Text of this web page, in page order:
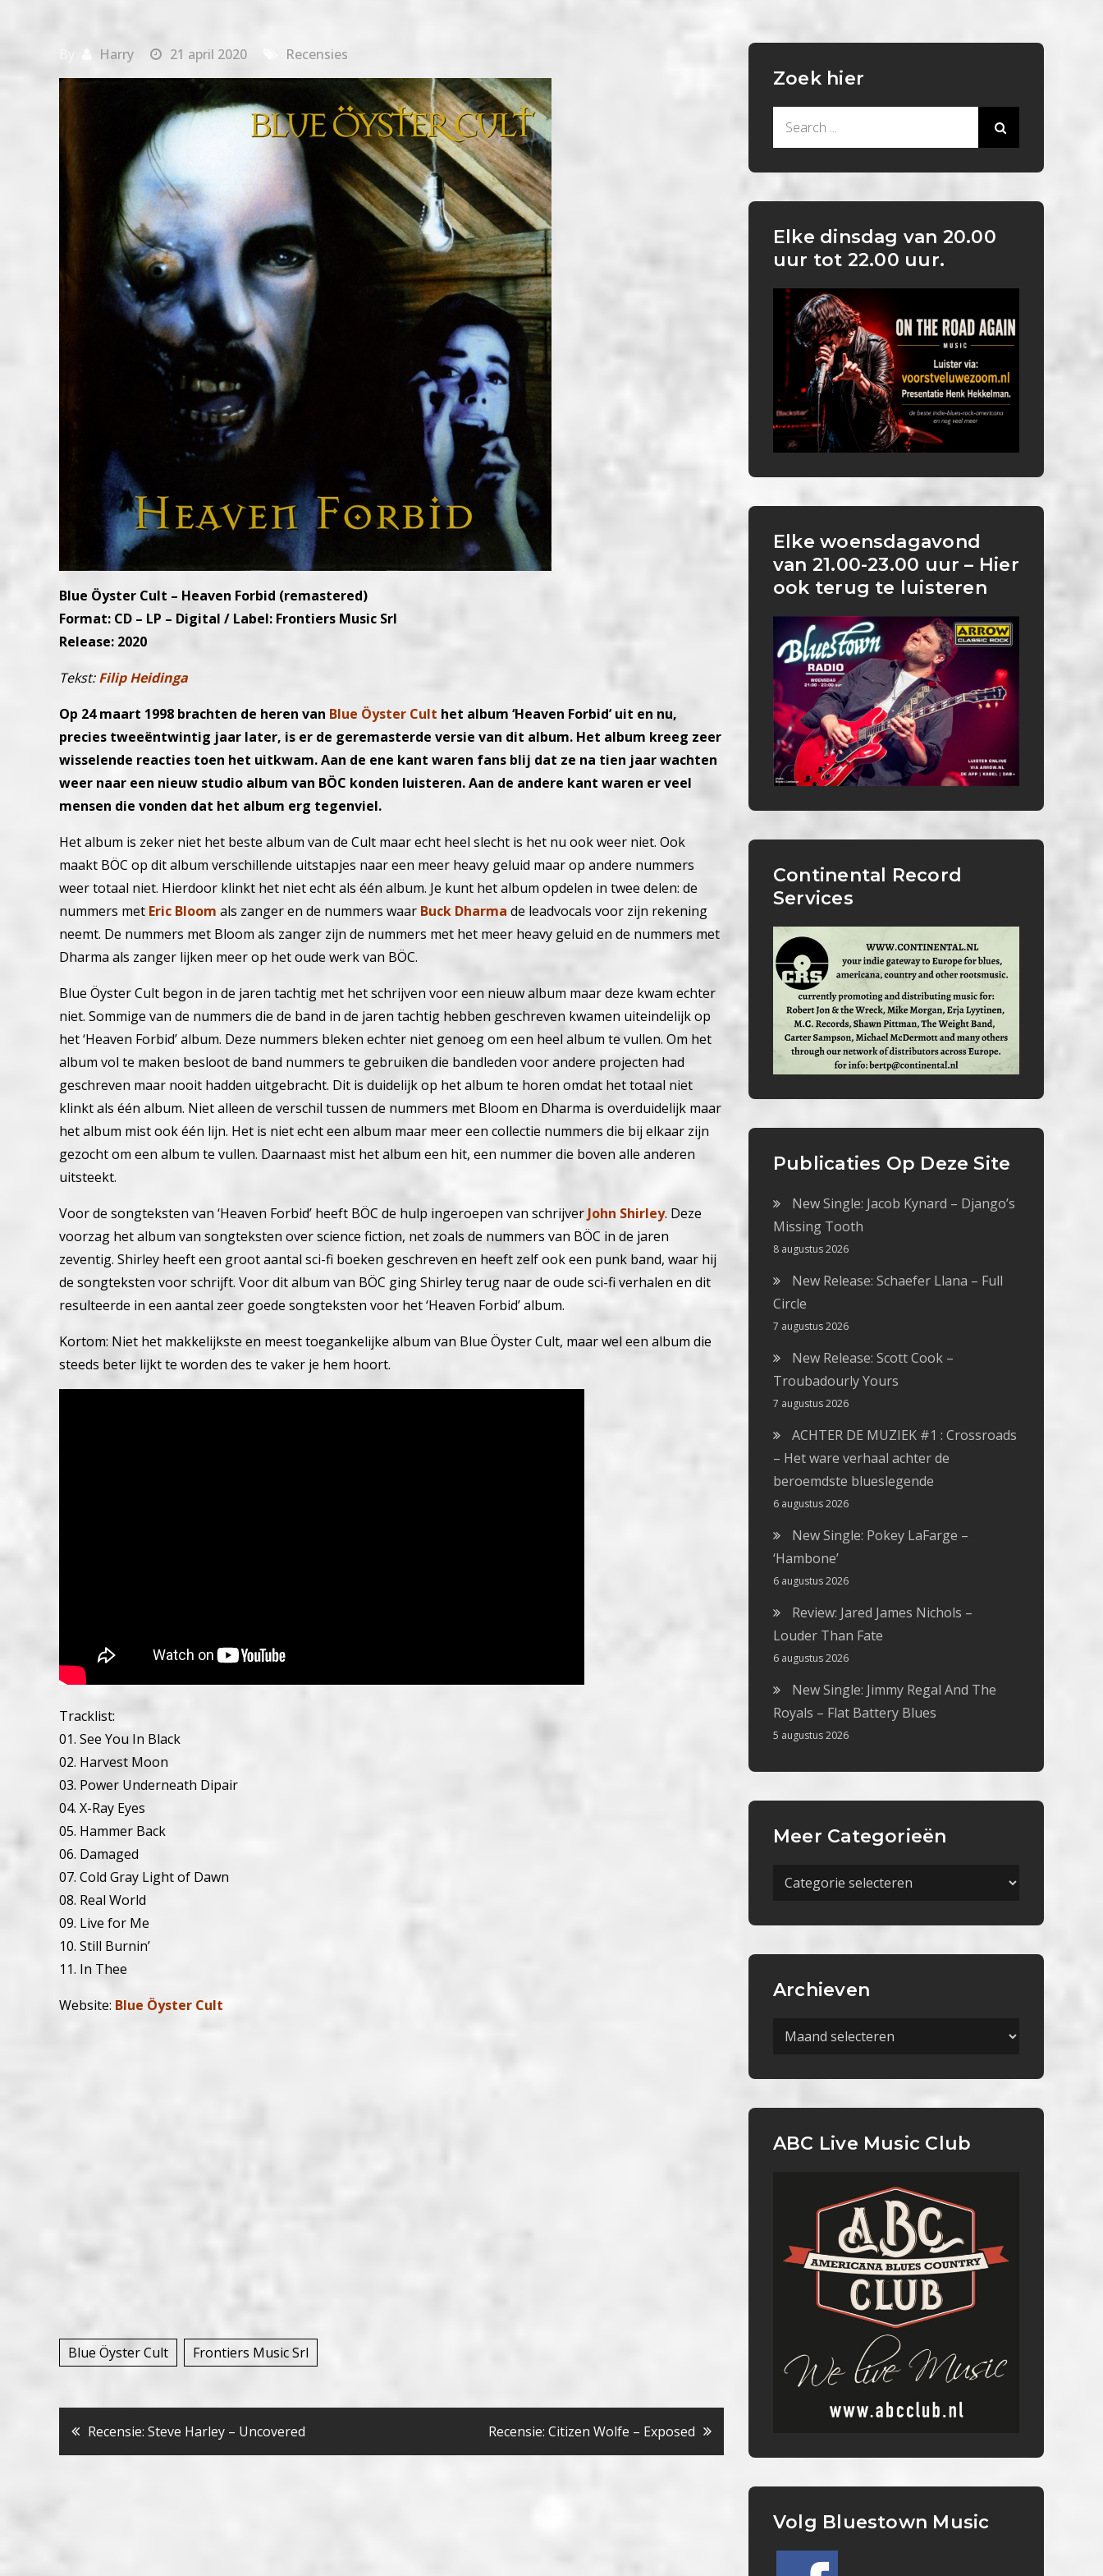
Harry 21 april 2020 Recensies
Blue Öyster Cult – Heaven Forbid (remastered)
Format: CD – LP – Digital / Label: Frontiers Music Srl
Release: 2020
Tekst:Filip Heidinga
Op 24 maart 1998 brachten de heren van Blue Öyster Cult het album ‘Heaven Forbid’ uit en nu,
precies tweeëntwintig jaar later, is er de geremasterde versie van dit album. Het album kreeg zeer
wisselende reacties toen het uitkwam. Aan de ene kant waren fans blij dat ze na tien jaar wachten
weer naar een nieuw studio album van BÖC konden luisteren. Aan de andere kant waren er veel
mensen die vonden dat het album erg tegenviel.
Het album is zeker niet het beste album van de Cult maar echt heel slecht is het nu ook weer niet. Ook
maakt BÖC op dit album verschillende uitstapjes naar een meer heavy geluid maar op andere nummers
weer totaal niet. Hierdoor klinkt het niet echt als één album. Je kunt het album opdelen in twee delen: de
nummers met Eric Bloom als zanger en de nummers waar Buck Dharma de leadvocals voor zijn rekening
neemt. De nummers met Bloom als zanger zijn de nummers met het meer heavy geluid en de nummers met
Dharma als zanger lijken meer op het oude werk van BÖC.
Blue Öyster Cult begon in de jaren tachtig met het schrijven voor een nieuw album maar deze kwam echter
niet. Sommige van de nummers die de band in de jaren tachtig hebben geschreven kwamen uiteindelijk op
het ‘Heaven Forbid’ album. Deze nummers bleken echter niet genoeg om een heel album te vullen. Om het
album vol te maken besloot de band nummers te gebruiken die bandleden voor andere projecten had
geschreven maar nooit hadden uitgebracht. Dit is duidelijk op het album te horen omdat het totaal niet
klinkt als één album. Niet alleen de verschil tussen de nummers met Bloom en Dharma is overduidelijk maar
het album mist ook één lijn. Het is niet echt een album maar meer een collectie nummers die bij elkaar zijn
gezocht om een album te vullen. Daarnaast mist het album een hit, een nummer die boven alle anderen
uitsteekt.
Voor de songteksten van ‘Heaven Forbid’ heeft BÖC de hulp ingeroepen van schrijver John Shirley. Deze
voorzag het album van songteksten over science fiction, net zoals de nummers van BÖC in de jaren
zeventig. Shirley heeft een groot aantal sci-fi boeken geschreven en heeft zelf ook een punk band, waar hij
de songteksten voor schrijft. Voor dit album van BÖC ging Shirley terug naar de oude sci-fi verhalen en dit
resulteerde in een aantal zeer goede songteksten voor het ‘Heaven Forbid’ album.
Kortom: Niet het makkelijkste en meest toegankelijke album van Blue Öyster Cult, maar wel een album die
steeds beter lijkt te worden des te vaker je hem hoort.
Tracklist:
01. See You In Black
02. Harvest Moon
03. Power Underneath Dipair
04. X-Ray Eyes
05. Hammer Back
06. Damaged
07. Cold Gray Light of Dawn
08. Real World
09. Live for Me
10. Still Burnin’
11. In Thee
Website: Blue Öyster Cult
Blue Öyster Cult Frontiers Music Srl
Bericht
Recensie: Steve Harley – Uncovered Recensie: Citizen Wolfe – Exposed
Zoek hier
Elke dinsdag van 20.00
uur tot 22.00 uur.
Elke woensdagavond
van 21.00-23.00 uur – Hier
ook terug te luisteren
Continental Record
Services
Publicaties Op Deze Site
New Single: Jacob Kynard – Django’s
Missing Tooth
8 augustus 2026
New Release: Schaefer Llana – Full
Circle
7 augustus 2026
New Release: Scott Cook –
Troubadourly Yours
7 augustus 2026
ACHTER DE MUZIEK #1 : Crossroads
– Het ware verhaal achter de
beroemdste blueslegende
6 augustus 2026
New Single: Pokey LaFarge –
‘Hambone’
6 augustus 2026
Review: Jared James Nichols –
Louder Than Fate
6 augustus 2026
New Single: Jimmy Regal And The
Royals – Flat Battery Blues
5 augustus 2026
Meer Categorieën
Meer
Archieven
Archieven
ABC Live Music Club
Volg Bluestown Music